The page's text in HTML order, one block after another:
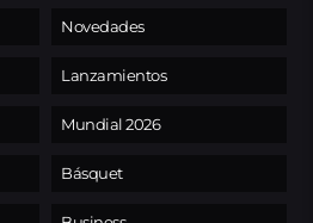
Novedades
Lanzamientos
Mundial 2026
Básquet